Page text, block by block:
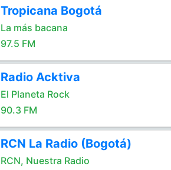
Tropicana Bogotá
La más bacana
97.5 FM
Radio Acktiva
El Planeta Rock
90.3 FM
RCN La Radio (Bogotá)
RCN, Nuestra Radio